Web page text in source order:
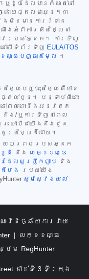
ឬដូចដែលបានកំណត់នៅ
ោយផ្តល់ថាអ្នកជា
មិនមានការរំខាន
ងអំពីការគិតថ្លៃនា
ាវរបស់អ្នក។ ការទិញ
ៅលើទំព័រទិញ EULA/TOS
ណ្ឌបញ្ចុះតម្លៃ ។
តម្លៃបញ្ចុះតម្លៃគឺមាន
ផ្តល់ជូន។ បន្ទាប់ពីនោះ
ពេលនោះនឹងអនុវត្ត
/ឬការទិញនាពេល
ទោះបីជាយើងនឹងជូន
រតម្លៃក៏ដោយ។
ការយល់ព្រមរបស់អ្នក
ខូគី និង
លក្ខខណ្ឌ
ដែលសួរញឹកញាប់ និង
ហែង
របស់យើង
សូមស្វែងយល់
ៈវិនិច្ឆ័យការវាយ
លក្ខខណ្ឌ
ម RegHunter
ជាន់ទី 3 ទីក្រុង